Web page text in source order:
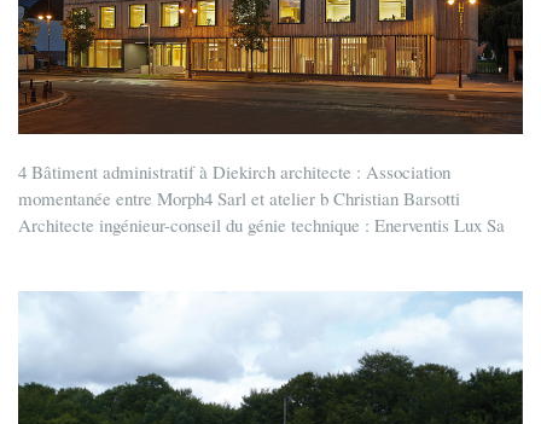
4 Bâtiment administratif à Diekirch architecte : Association
momentanée entre Morph4 Sarl et atelier b Christian Barsotti
Architecte ingénieur-conseil du génie technique : Enerventis Lux Sa